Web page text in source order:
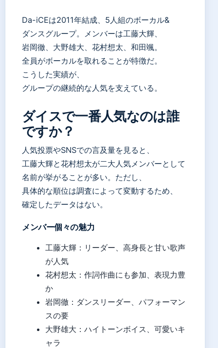
Da-iCEは2011年結成、5人組のボーカル&
ダンスグループ。メンバーは工藤大輝、
岩岡徹、大野雄大、花村想太、和田颯。
全員がボーカルを取れることが特徴だ。
こうした実績が、
グループの継続的な人気を支えている。
ダイスで一番人気なのは誰
ですか？
人気投票やSNSでの言及量を見ると、
工藤大輝と花村想太が二大人気メンバーとして
名前が挙がることが多い。ただし、
具体的な順位は調査によって変動するため、
確定したデータはない。
メンバー個々の魅力
工藤大輝：リーダー、高身長と甘い歌声
が人気
花村想太：作詞作曲にも参加、表現力豊
か
岩岡徹：ダンスリーダー、パフォーマン
スの要
大野雄大：ハイトーンボイス、可愛いキ
ャラ